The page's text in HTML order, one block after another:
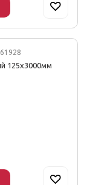
125х3000мм